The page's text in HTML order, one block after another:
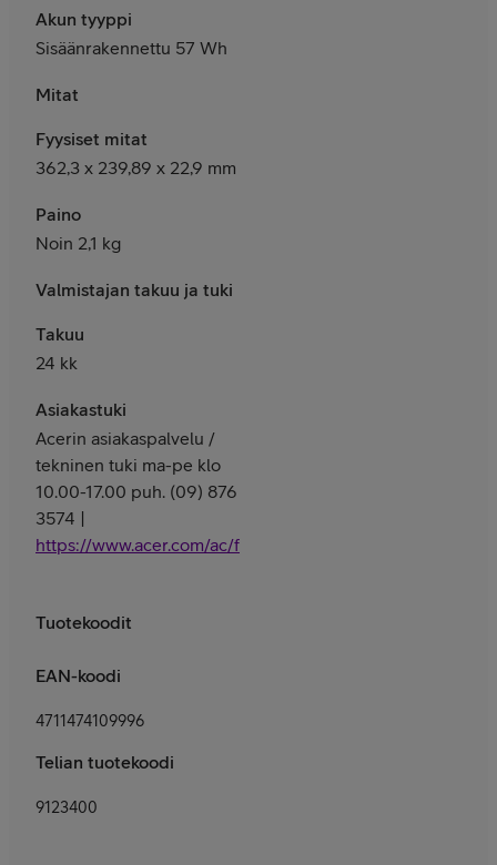
Akun tyyppi
Sisäänrakennettu 57 Wh
Mitat
Fyysiset mitat
362,3 x 239,89 x 22,9 mm
Paino
Noin 2,1 kg
Valmistajan takuu ja tuki
Takuu
24 kk
Asiakastuki
Acerin asiakaspalvelu /
tekninen tuki ma-pe klo
10.00-17.00 puh. (09) 876
3574 |
https://www.acer.com/ac/fi/FI/content/support
Tuotekoodit
EAN-koodi
4711474109996
Telian tuotekoodi
9123400